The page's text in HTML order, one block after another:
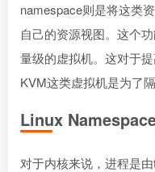
namespace则是将这类
自己的资源视图。这个
量级的虚拟机。这对于
KVM这类虚拟机是为了
Linux
对于内核来说，进程是